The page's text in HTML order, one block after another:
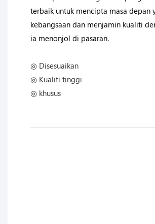
terbaik untuk mencipta masa depan
kebangsaan dan menjamin kualiti
ia menonjol di pasaran.
◎ Disesuaikan
◎ Kualiti tinggi
◎ khusus